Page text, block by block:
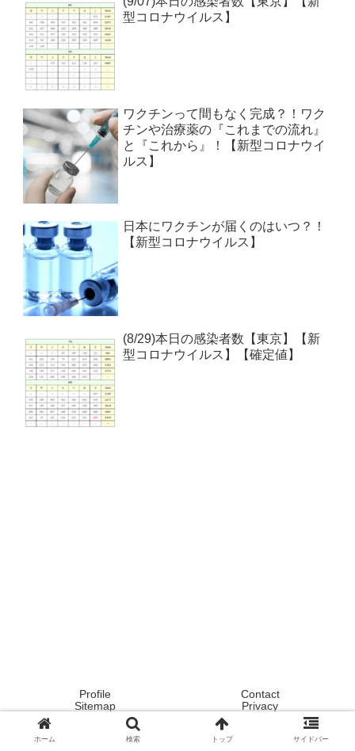
型コロナウイルス】
ワクチンって間もなく完成？！ワク
チンや治療薬の『これまでの流れ』
と『これから』！【新型コロナウイ
ルス】
日本にワクチンが届くのはいつ？！
【新型コロナウイルス】
(8/29)本日の感染者数【東京】【新
型コロナウイルス】【確定値】
Profile
Contact
Sitemap
Privacy
Copyright © 2020 Tokyo ! Japan ! Life now ! All Rights Reserved.
ホーム 検索 トップ サイドバー